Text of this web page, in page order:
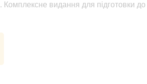
Комплексне видання для підготовки